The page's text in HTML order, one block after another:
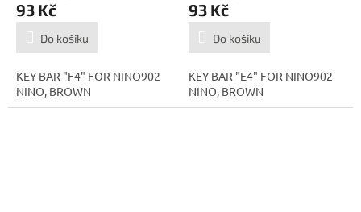
93 Kč
Do košíku
KEY BAR "F4" FOR NINO902
NINO, BROWN
93 Kč
Do košíku
KEY BAR "E4" FOR NINO902
NINO, BROWN